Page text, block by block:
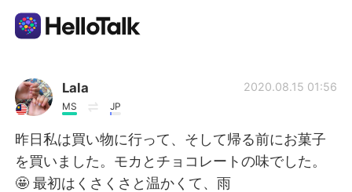
Dil Değişimi Uygulaması
AI Grammar Checker
Türkçe
Lala
MS JP
2020.08.15 01:56
昨日私は買い物に行って、そして帰る前にお菓子
を買いました。モカとチョコレートの味でした。
🤩 最初はくさくさと温かくて、雨